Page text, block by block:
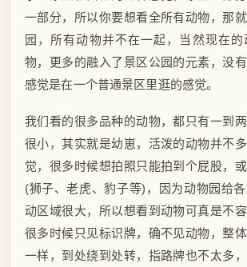
一部分，所以你要想看全所有动物，那
园，所有动物并不在一起，当然现在
物，更多的融入了景区公园的元素，没
感觉是在一个普通景区里逛的感觉。
我们看的很多品种的动物，都只有一到
很小，其实就是幼崽，活泼的动物并不
觉，很多时候想拍照只能拍到个屁股，
(狮子、老虎、豹子等)，因为动物园给
动区域很大，所以想看到动物可真是不容
很多时候只见标识牌，确不见动物，整
一样，到处绕到处转，指路牌也不太多